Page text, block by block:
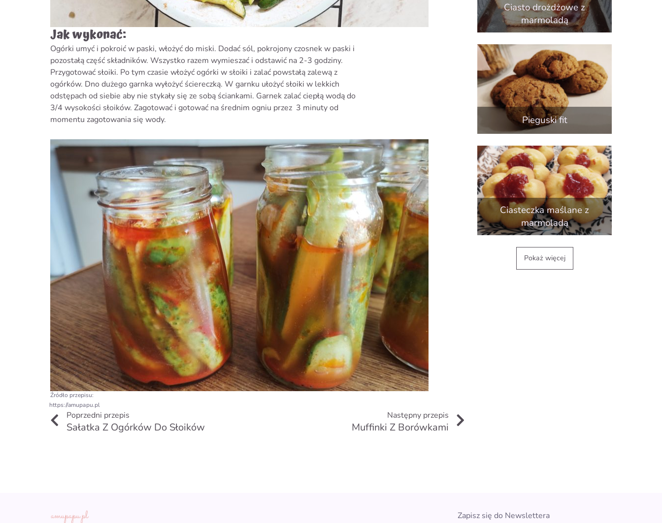
Jak wykonać:
Ogórki umyć i pokroić w paski, włożyć do miski. Dodać sól, pokrojony czosnek w paski i
pozostałą część składników. Wszystko razem wymieszać i odstawić na 2-3 godziny.
Przygotować słoiki. Po tym czasie włożyć ogórki w słoiki i zalać powstałą zalewą z
ogórków. Dno dużego garnka wyłożyć ściereczką. W garnku ułożyć słoiki w lekkich
odstępach od siebie aby nie stykały się ze sobą ściankami. Garnek zalać ciepłą wodą do
3/4 wysokości słoików. Zagotować i gotować na średnim ogniu przez 3 minuty od
momentu zagotowania się wody.
Źródło przepisu:
https://amupapu.pl
Prev
Poprzedni przepis
Sałatka Z Ogórków Do Słoików
Następny przepis
Muffinki Z Borówkami
Ciasto drożdżowe z
marmoladą
Pieguski fit
Ciasteczka maślane z
marmoladą
Pokaż więcej
Zapisz się do Newslettera